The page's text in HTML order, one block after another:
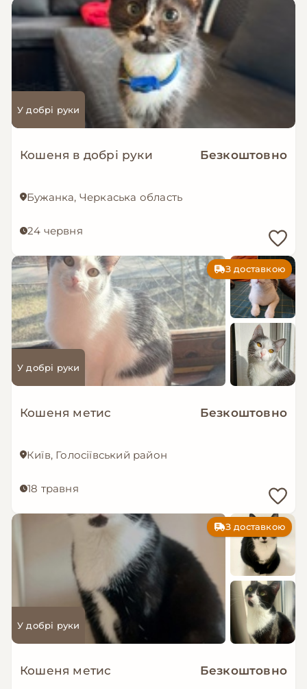
У добрі руки
Кошеня в добрі руки Безкоштовно
Бужанка, Черкаська область
24 червня
З доставкою
У добрі руки
Кошеня метис Безкоштовно
Київ, Голосіївський район
18 травня
З доставкою
У добрі руки
Кошеня метис Безкоштовно